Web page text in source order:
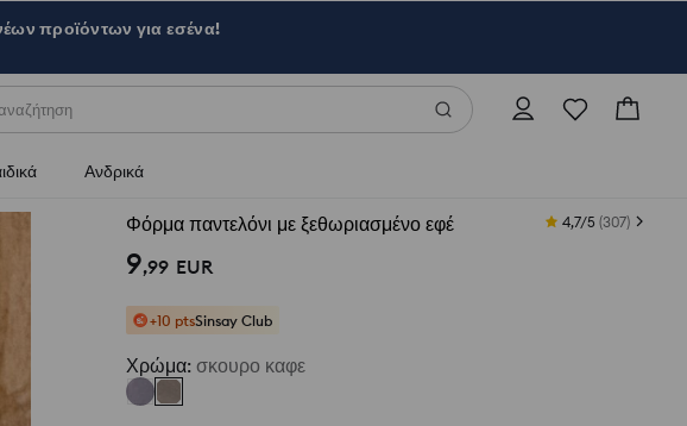
προϊόντων για εσένα!
Ανδρικά
Φόρμα παντελόνι με ξεθωριασμένο εφέ 4,7/5 (307)
9,99 EUR
+10 ptsSinsay Club
Χρώμα: σκουρο καφε